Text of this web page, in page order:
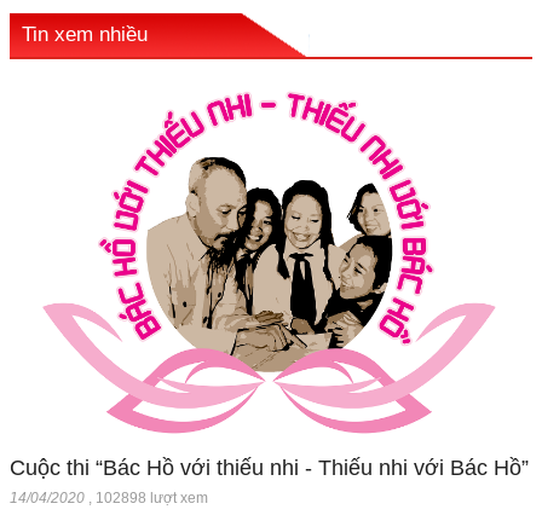
Tin xem nhiều
Cuộc thi “Bác Hồ với thiếu nhi - Thiếu nhi với Bác Hồ”
14/04/2020 , 102898 lượt xem